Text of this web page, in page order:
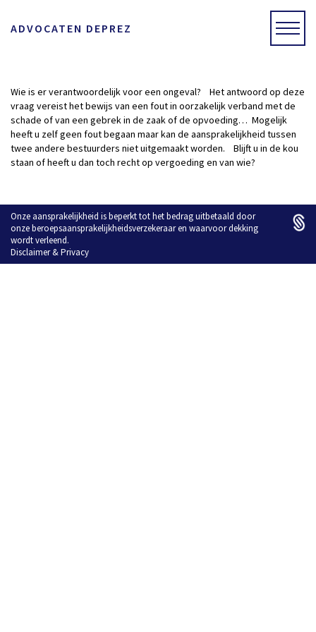
ADVOCATEN DEPREZ
Wie is er verantwoordelijk voor een ongeval? Het antwoord op deze
vraag vereist het bewijs van een fout in oorzakelijk verband met de
schade of van een gebrek in de zaak of de opvoeding… Mogelijk
heeft u zelf geen fout begaan maar kan de aansprakelijkheid tussen
twee andere bestuurders niet uitgemaakt worden. Blijft u in de kou
staan of heeft u dan toch recht op vergoeding en van wie?
Onze aansprakelijkheid is beperkt tot het bedrag uitbetaald door
onze beroepsaansprakelijkheidsverzekeraar en waarvoor dekking
wordt verleend.
Disclaimer&Privacy